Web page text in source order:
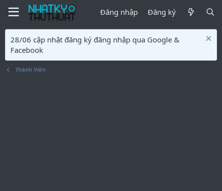
Đăng nhập Đăng ký
28/06 cập nhật đăng ký đăng nhập qua Google &
Facebook
Thành Viên